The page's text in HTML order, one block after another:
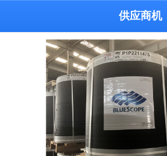
供应商机